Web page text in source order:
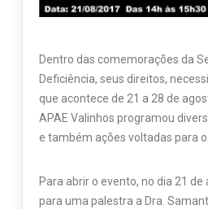
Dentro das comemorações da
Deficiência, seus direitos,
que acontece de 21 a 28 de
APAE Valinhos programou
e também ações voltadas para
Para abrir o evento, no dia 21 de
para uma palestra a Dra.